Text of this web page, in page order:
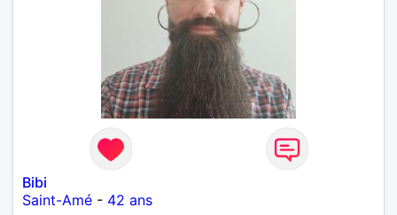
Bibi
Saint-Amé - 42 ans